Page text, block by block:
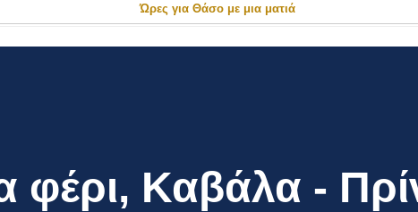
Ώρες για Θάσο με μια ματιά
φέρι, Καβάλα -